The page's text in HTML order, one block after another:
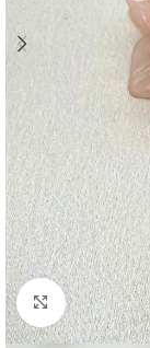
Click to